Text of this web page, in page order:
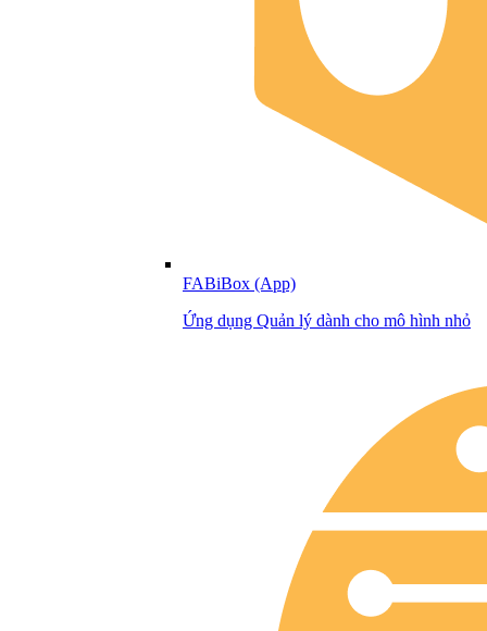
FABiBox (App)
Ứng dụng Quản lý dành cho mô hình nhỏ